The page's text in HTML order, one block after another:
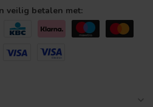
veilig betalen met: